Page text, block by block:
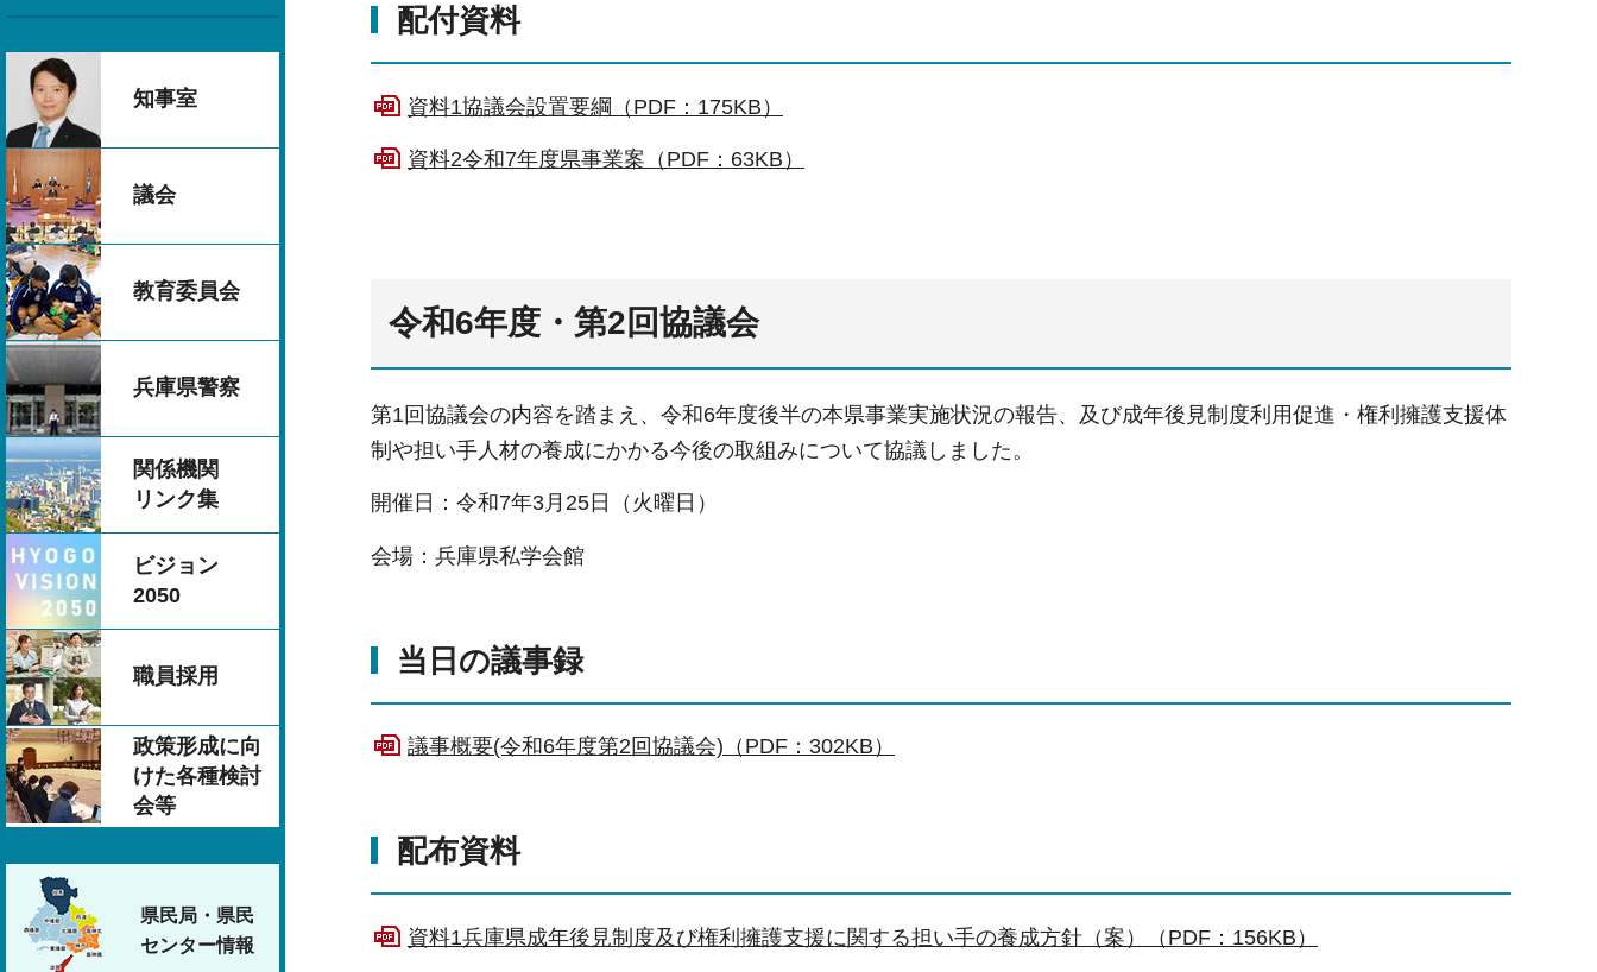
知事室
議会
教育委員会
兵庫県警察
関係機関
リンク集
ビジョン
2050
職員採用
政策形成に向
けた各種検討
会等
県民局・県民
センター情報
配付資料
資料1協議会設置要綱（PDF：175KB）
資料2令和7年度県事業案（PDF：63KB）
令和6年度・第2回協議会
第1回協議会の内容を踏まえ、令和6年度後半の本県事業実施状況の報告、及び成年後見制度利用促進・権利擁護支援体
制や担い手人材の養成にかかる今後の取組みについて協議しました。
開催日：令和7年3月25日（火曜日）
会場：兵庫県私学会館
当日の議事録
議事概要(令和6年度第2回協議会)（PDF：302KB）
配布資料
資料1兵庫県成年後見制度及び権利擁護支援に関する担い手の養成方針（案）（PDF：156KB）